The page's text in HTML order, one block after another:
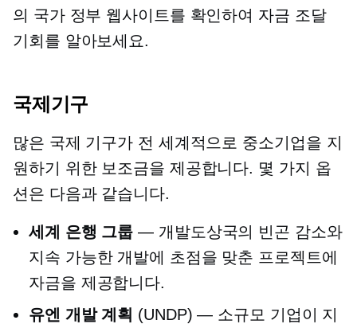
의 국가 정부 웹사이트를 확인하여 자금 조달
기회를 알아보세요.
국제기구
많은 국제 기구가 전 세계적으로 중소기업을 지
원하기 위한 보조금을 제공합니다. 몇 가지 옵
션은 다음과 같습니다.
세계 은행 그룹 — 개발도상국의 빈곤 감소와
지속 가능한 개발에 초점을 맞춘 프로젝트에
자금을 제공합니다.
유엔 개발 계획 (UNDP) — 소규모 기업이 지